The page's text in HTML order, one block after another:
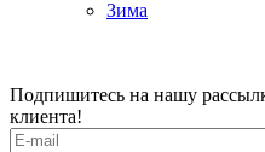
Зима
Подпишитесь на нашу
клиента!